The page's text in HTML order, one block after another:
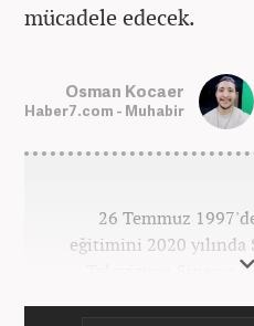
mücadele edecek.
Osman Kocaer
Haber7.com - Muhabir
26 Temmuz
eğitimini 2020 yılında
Televizyon Sinema